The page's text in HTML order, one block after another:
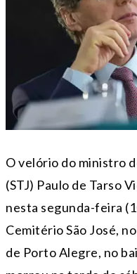
O velório do ministro
(STJ) Paulo de Tarso
nesta segunda-feira
Cemitério São José,
de Porto Alegre, no